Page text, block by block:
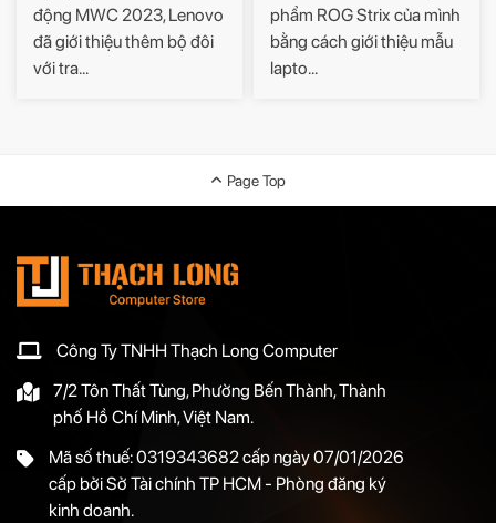
động MWC 2023, Lenovo
đã giới thiệu thêm bộ đôi
với tra...
phẩm ROG Strix của mình
bằng cách giới thiệu mẫu
lapto...
Page Top
Công Ty TNHH Thạch Long Computer
7/2 Tôn Thất Tùng, Phường Bến Thành, Thành
phố Hồ Chí Minh, Việt Nam.
Mã số thuế: 0319343682 cấp ngày 07/01/2026
cấp bởi Sở Tài chính TP HCM - Phòng đăng ký
kinh doanh.